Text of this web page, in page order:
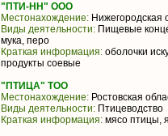
"ПТИ-НН" ООО
Местонахождение: Нижегородская
Виды деятельности: Пищевые
мука, перо
Краткая информация: оболочки
продукты соевые
"ПТИЦА" ТОО
Местонахождение: Ростовская
Виды деятельности: Птицеводство
Краткая информация: мясо птицы,